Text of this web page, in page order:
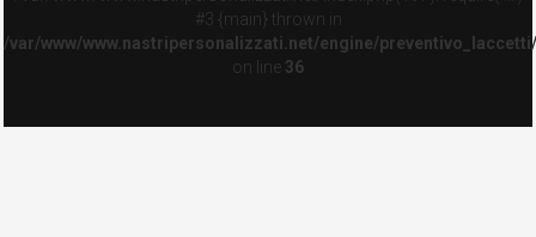
#3 {main} thrown in
/var/www/www.nastripersonalizzati.net/engine/
on line 36